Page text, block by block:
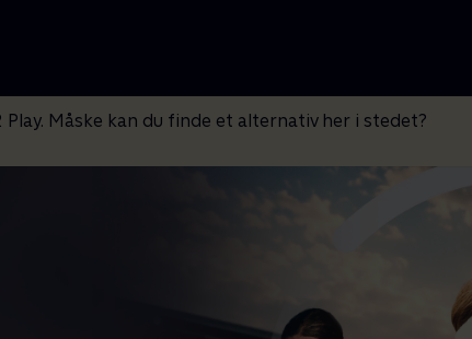
Måske kan du finde et alternativ her i stedet?